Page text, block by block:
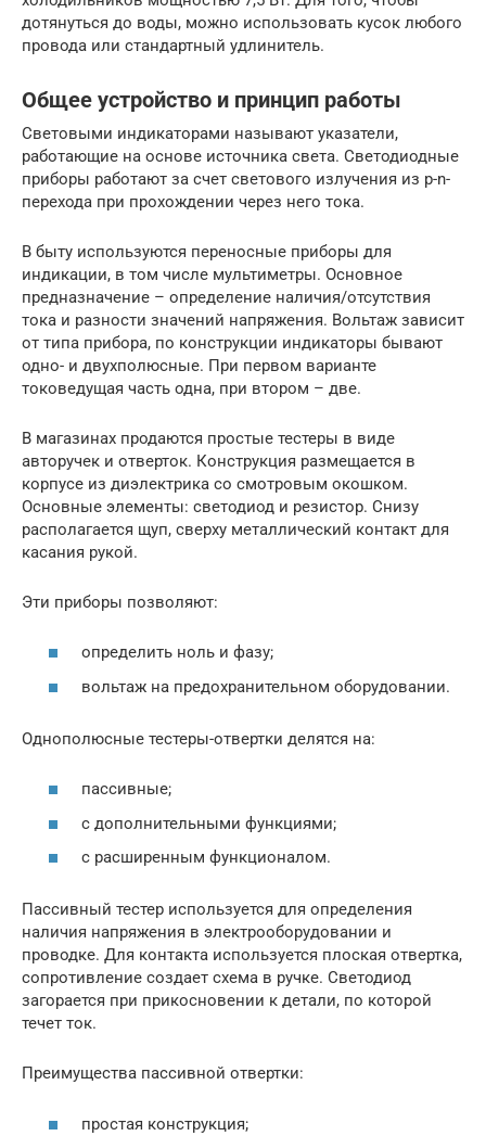
дотянуться до воды, можно использовать кусок любого
провода или стандартный удлинитель.
Общее устройство и принцип работы
Световыми индикаторами называют указатели,
работающие на основе источника света. Светодиодные
приборы работают за счет светового излучения из p-n-
перехода при прохождении через него тока.
В быту используются переносные приборы для
индикации, в том числе мультиметры. Основное
предназначение – определение наличия/отсутствия
тока и разности значений напряжения. Вольтаж зависит
от типа прибора, по конструкции индикаторы бывают
одно- и двухполюсные. При первом варианте
токоведущая часть одна, при втором – две.
В магазинах продаются простые тестеры в виде
авторучек и отверток. Конструкция размещается в
корпусе из диэлектрика со смотровым окошком.
Основные элементы: светодиод и резистор. Снизу
располагается щуп, сверху металлический контакт для
касания рукой.
Эти приборы позволяют:
определить ноль и фазу;
вольтаж на предохранительном оборудовании.
Однополюсные тестеры-отвертки делятся на:
пассивные;
с дополнительными функциями;
с расширенным функционалом.
Пассивный тестер используется для определения
наличия напряжения в электрооборудовании и
проводке. Для контакта используется плоская отвертка,
сопротивление создает схема в ручке. Светодиод
загорается при прикосновении к детали, по которой
течет ток.
Преимущества пассивной отвертки:
простая конструкция;